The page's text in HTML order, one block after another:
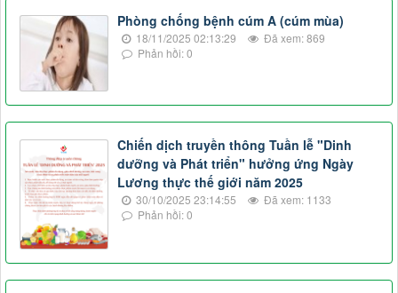
Phòng chống bệnh cúm A (cúm mùa)
18/11/2025 02:13:29
Đã xem: 869
Phản hồi: 0
Chiến dịch truyền thông Tuần lễ "Dinh
dưỡng và Phát triển" hưởng ứng Ngày
Lương thực thế giới năm 2025
30/10/2025 23:14:55
Đã xem: 1133
Phản hồi: 0